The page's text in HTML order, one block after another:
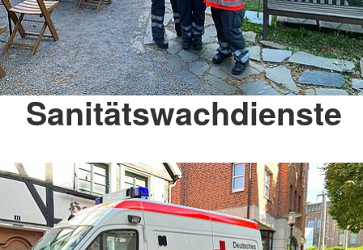
Sanitätswachdienste